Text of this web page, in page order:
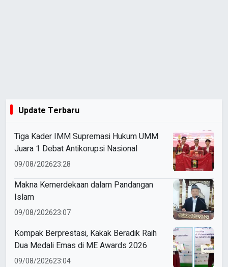
Update Terbaru
Tiga Kader IMM Supremasi Hukum UMM
Juara 1 Debat Antikorupsi Nasional
09/08/202623:28
Makna Kemerdekaan dalam Pandangan
Islam
09/08/202623:07
Kompak Berprestasi, Kakak Beradik Raih
Dua Medali Emas di ME Awards 2026
09/08/202623:04